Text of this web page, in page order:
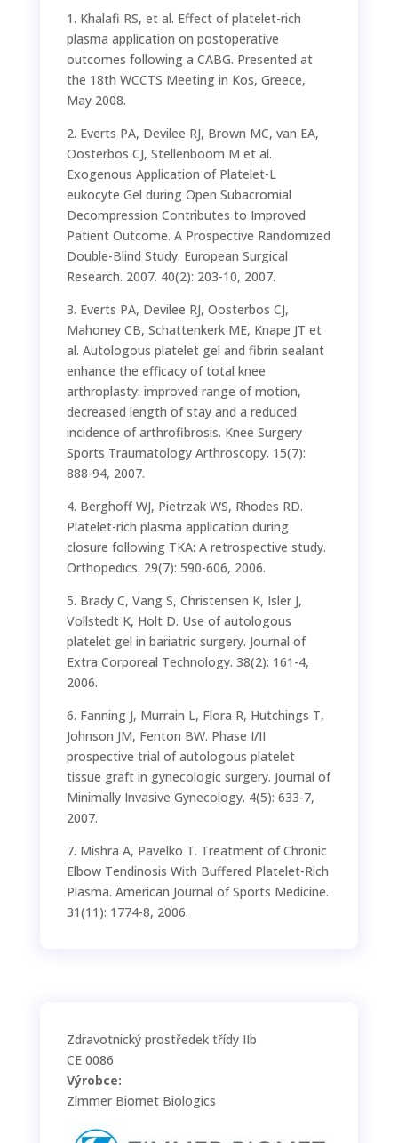
1. Khalafi RS, et al. Effect of platelet-rich
plasma application on postoperative
outcomes following a CABG. Presented at
the 18th WCCTS Meeting in Kos, Greece,
May 2008.
2. Everts PA, Devilee RJ, Brown MC, van EA,
Oosterbos CJ, Stellenboom M et al.
Exogenous Application of Platelet-L
eukocyte Gel during Open Subacromial
Decompression Contributes to Improved
Patient Outcome. A Prospective Randomized
Double-Blind Study. European Surgical
Research. 2007. 40(2): 203-10, 2007.
3. Everts PA, Devilee RJ, Oosterbos CJ,
Mahoney CB, Schattenkerk ME, Knape JT et
al. Autologous platelet gel and fibrin sealant
enhance the efficacy of total knee
arthroplasty: improved range of motion,
decreased length of stay and a reduced
incidence of arthrofibrosis. Knee Surgery
Sports Traumatology Arthroscopy. 15(7):
888-94, 2007.
4. Berghoff WJ, Pietrzak WS, Rhodes RD.
Platelet-rich plasma application during
closure following TKA: A retrospective study.
Orthopedics. 29(7): 590-606, 2006.
5. Brady C, Vang S, Christensen K, Isler J,
Vollstedt K, Holt D. Use of autologous
platelet gel in bariatric surgery. Journal of
Extra Corporeal Technology. 38(2): 161-4,
2006.
6. Fanning J, Murrain L, Flora R, Hutchings T,
Johnson JM, Fenton BW. Phase I/II
prospective trial of autologous platelet
tissue graft in gynecologic surgery. Journal of
Minimally Invasive Gynecology. 4(5): 633-7,
2007.
7. Mishra A, Pavelko T. Treatment of Chronic
Elbow Tendinosis With Buffered Platelet-Rich
Plasma. American Journal of Sports Medicine.
31(11): 1774-8, 2006.
Zdravotnický prostředek třídy IIb
CE 0086
Výrobce:
Zimmer Biomet Biologics